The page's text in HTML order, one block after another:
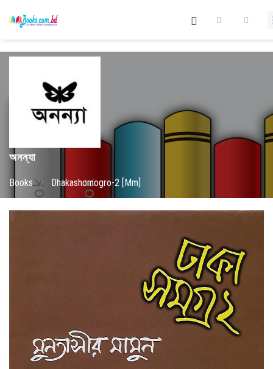
অনন্যা
Books / Dhakashomogro-2 [Mm]